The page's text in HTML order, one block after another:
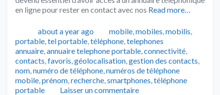
en ligne pour rester en contact avec nos Read more…
Publié
about a year ago Catégories
mobile,mobiles,mobilis,
portable,tel portable,téléphone,telephones
annuaire,annuaire telephone portable,connectivité,
contacts,favoris,géolocalisation,gestion des contacts,
nom,numéro de téléphone,numéros de téléphone
mobile,prénom,recherche,smartphones,téléphone
portable
Laisser un commentaire